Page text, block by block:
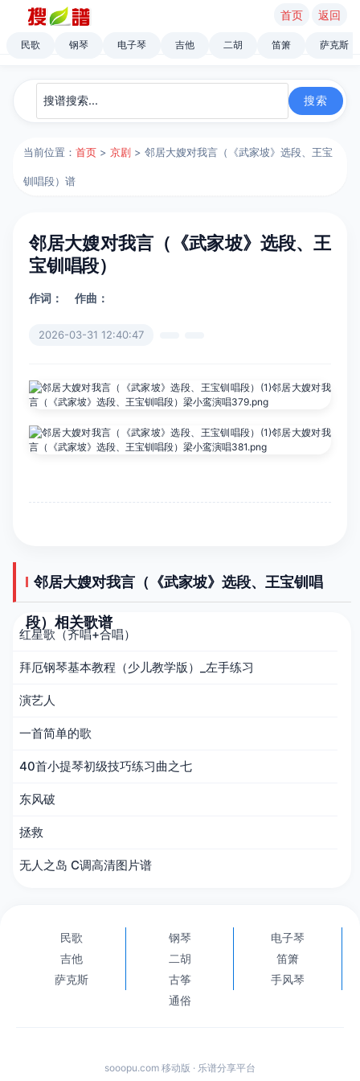
首页 返回
民歌 钢琴 电子琴 吉他 二胡 笛箫 萨克斯
当前位置：首页 >京剧 > 邻居大嫂对我言（《武家坡》选段、王宝
钏唱段）谱
邻居大嫂对我言（《武家坡》选段、王
宝钏唱段）
作词： 作曲：
2026-03-31 12:40:47
邻居大嫂对我言（《武家坡》选段、王宝钏唱
段）相关歌谱
红星歌（齐唱+合唱）
拜厄钢琴基本教程（少儿教学版）_左手练习
演艺人
一首简单的歌
40首小提琴初级技巧练习曲之七
东风破
拯救
无人之岛 C调高清图片谱
民歌 钢琴
电子琴
吉他
二胡
笛箫
萨克斯
古筝
手风琴
通俗
sooopu.com 移动版 · 乐谱分享平台